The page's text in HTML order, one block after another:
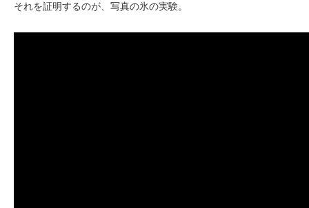
それを証明するのが、写真の氷の実験。